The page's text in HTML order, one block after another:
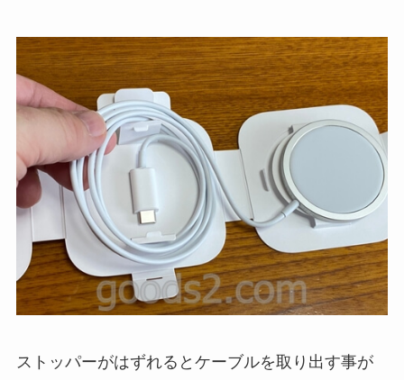
ストッパーがはずれるとケーブルを取り出す事が